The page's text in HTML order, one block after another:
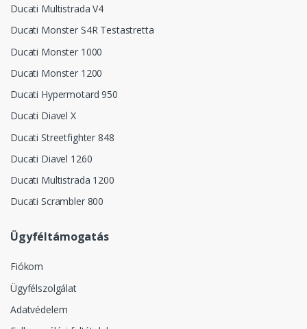
Ducati Multistrada V4
Ducati Monster S4R Testastretta
Ducati Monster 1000
Ducati Monster 1200
Ducati Hypermotard 950
Ducati Diavel X
Ducati Streetfighter 848
Ducati Diavel 1260
Ducati Multistrada 1200
Ducati Scrambler 800
Ügyféltámogatás
Fiókom
Ügyfélszolgálat
Adatvédelem